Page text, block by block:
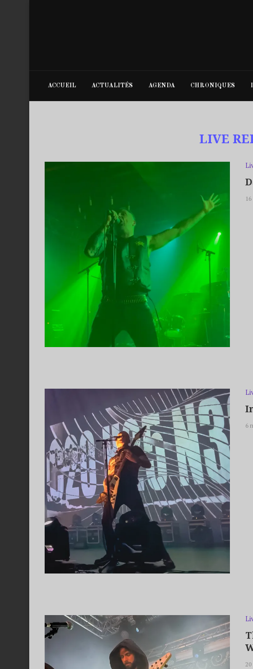
ACCUEIL ACTUALITÉS AGENDA CHRONIQUES
LIVE
6